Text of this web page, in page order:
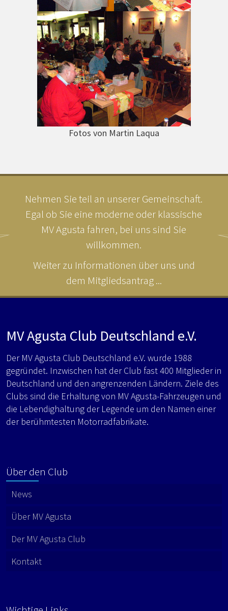
Fotos von Martin Laqua
Nehmen Sie teil an unserer Gemeinschaft.
Egal ob Sie eine moderne oder klassische
MV Agusta fahren, bei uns sind Sie
willkommen.
Weiter zu Informationen über uns und
dem Mitgliedsantrag ...
MV Agusta Club Deutschland e.V.
Der MV Agusta Club Deutschland e.V. wurde 1988
gegründet. Inzwischen hat der Club fast 400 Mitglieder in
Deutschland und den angrenzenden Ländern. Ziele des
Clubs sind die Erhaltung von MV Agusta-Fahrzeugen und
die Lebendighaltung der Legende um den Namen einer
der berühmtesten Motorradfabrikate.
Über den Club
News
Über MV Agusta
Der MV Agusta Club
Kontakt